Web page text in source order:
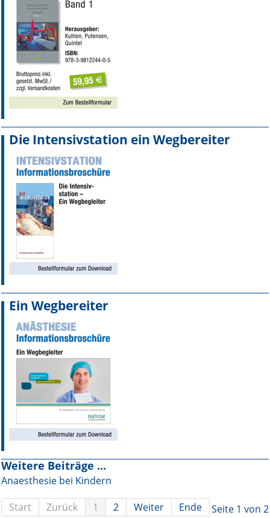
Die Intensivstation ein Wegbereiter
Ein Wegbereiter
Weitere Beiträge ...
Anaesthesie bei Kindern
Seite 1 von 2
Start Zurück 1 2 Weiter Ende